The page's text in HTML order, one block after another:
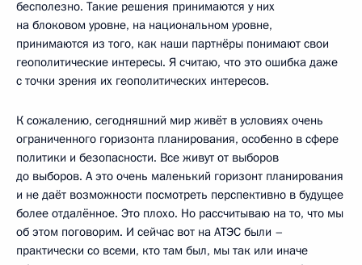
бесполезно. Такие решения принимаются у них
на блоковом уровне, на национальном уровне,
принимаются из того, как наши партнёры понимают свои
геополитические интересы. Я считаю, что это ошибка даже
с точки зрения их геополитических интересов.
К сожалению, сегодняшний мир живёт в условиях очень
ограниченного горизонта планирования, особенно в сфере
политики и безопасности. Все живут от выборов
до выборов. А это очень маленький горизонт планирования
и не даёт возможности посмотреть перспективно в будущее
более отдалённое. Это плохо. Но рассчитываю на то, что мы
об этом поговорим. И сейчас вот на АТЭС были –
практически со всеми, кто там был, мы так или иначе